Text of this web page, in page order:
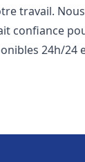
travail. Nous
confiance
24h/24